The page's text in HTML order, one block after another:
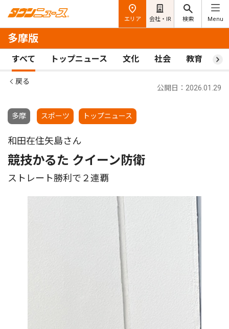
エリア 会社・IR 検索 Menu
多摩版
すべて トップニュース 文化 社会 教育 ス
戻る
多摩 スポーツ トップニュース
公開日：2026.01.29
和田在住矢島さん
競技かるた クイーン防衛
ストレート勝利で２連覇